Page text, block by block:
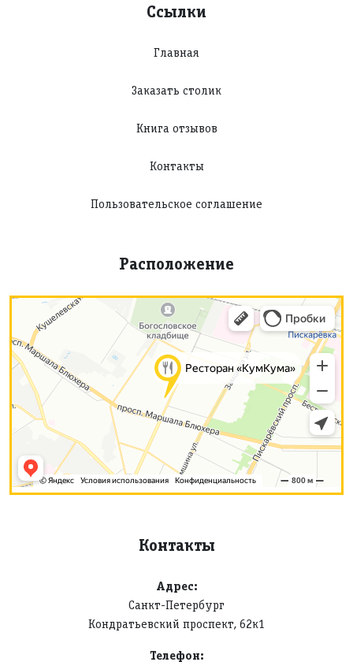
Ссылки
Главная
Заказать столик
Книга отзывов
Контакты
Пользовательское соглашение
Расположение
Контакты
Адрес:
Санкт-Петербург
Кондратьевский проспект, 62к1
Телефон: